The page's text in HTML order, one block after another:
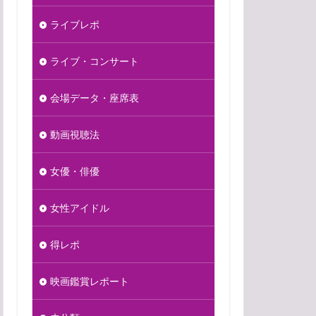
ライブレポ
ライブ・コンサート
会場データ・座席表
動画視聴法
女優・俳優
女性アイドル
得レポ
映画鑑賞レポート